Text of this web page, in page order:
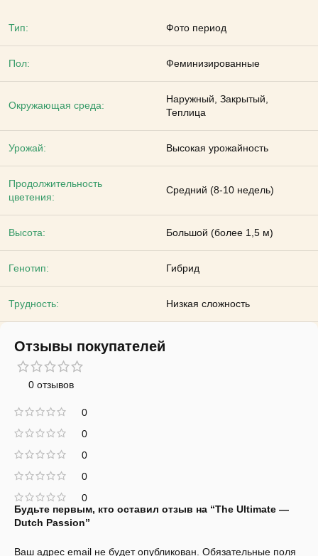
Тип: Фото период
Пол: Феминизированные
Окружающая среда:
Наружный, Закрытый,
Теплица
Урожай: Высокая урожайность
Продолжительность
цветения:
Средний (8-10 недель)
Высота: Большой (более 1,5 м)
Генотип: Гибрид
Трудность: Низкая сложность
Отзывы покупателей
0 отзывов
0
0
0
0
0
Будьте первым, кто оставил отзыв на “The Ultimate —
Dutch Passion”
Ваш адрес email не будет опубликован. Обязательные поля